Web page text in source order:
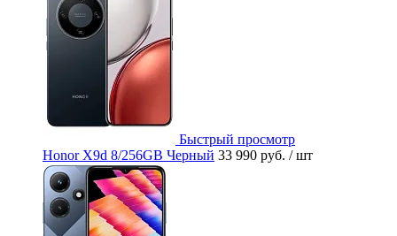
Быстрый просмотр
Honor X9d 8/256GB Черный 33 990 руб. / шт